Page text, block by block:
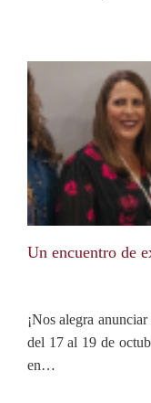
Un encuentro de
¡Nos alegra
del 17 al 19 de
en…